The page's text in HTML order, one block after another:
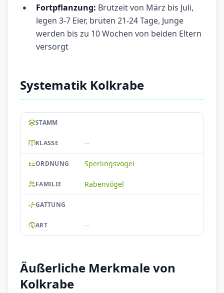
Fortpflanzung: Brutzeit von März bis Juli,
legen 3-7 Eier, brüten 21-24 Tage, Junge
werden bis zu 10 Wochen von beiden Eltern
versorgt
Systematik Kolkrabe
STAMM --
KLASSE --
ORDNUNG Sperlingsvögel
FAMILIE Rabenvögel
GATTUNG --
ART --
Äußerliche Merkmale von
Kolkrabe